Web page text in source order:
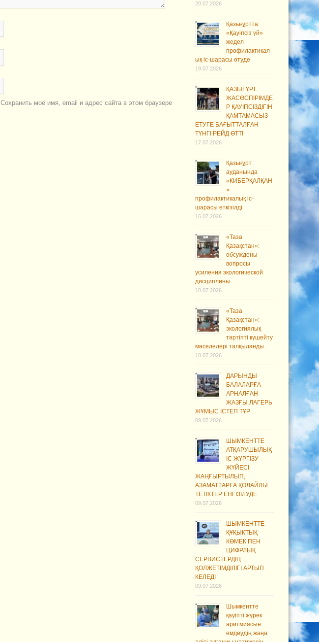
Сохранить моё имя, email и адрес сайта в этом браузере
20.07.2026
Қазығұртта
«Қауіпсіз үй»
жедел
профилактикал
ық іс-шарасы өтуде
19.07.2026
ҚАЗЫҒҰРТ:
ЖАСӨСПІРІМДЕ
Р ҚАУІПСІЗДІГІН
ҚАМТАМАСЫЗ
ЕТУГЕ БАҒЫТТАЛҒАН
ТҮНГІ РЕЙД ӨТТІ
17.07.2026
Қазығұрт
ауданында
«КИБЕРҚАЛҚАН
»
профилактикалық іс-
шарасы өткізілді
16.07.2026
«Таза
Қазақстан»:
обсуждены
вопросы
усиления экологической
дисциплины
10.07.2026
«Таза
Қазақстан»:
экологиялық
тәртіпті күшейту
мәселелері талқыланды
10.07.2026
ДАРЫНДЫ
БАЛАЛАРҒА
АРНАЛҒАН
ЖАЗҒЫ ЛАГЕРЬ
ЖҰМЫС ІСТЕП ТҰР
09.07.2026
ШЫМКЕНТТЕ
АТҚАРУШЫЛЫҚ
ІС ЖҮРГІЗУ
ЖҮЙЕСІ
ЖАҢҒЫРТЫЛЫП,
АЗАМАТТАРҒА ҚОЛАЙЛЫ
ТЕТІКТЕР ЕНГІЗІЛУДЕ
09.07.2026
ШЫМКЕНТТЕ
ҚҰҚЫҚТЫҚ
КӨМЕК ПЕН
ЦИФРЛЫҚ
СЕРВИСТЕРДІҢ
ҚОЛЖЕТІМДІЛІГІ АРТЫП
КЕЛЕДІ
09.07.2026
Шымкентте
қауіпті жүрек
аритмиясын
емдеудің жаңа